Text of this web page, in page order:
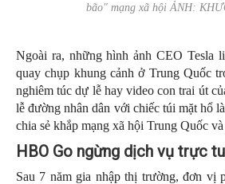
bão" mạng xã hội ẢNH:
Ngoài ra, những hình ảnh CEO Tesla
quay chụp khung cảnh ở Trung Quốc
nghiêm túc dự lễ hay video con trai út
lễ đường nhân dân với chiếc túi mặt hổ
chia sẻ khắp mạng xã hội Trung Quốc
HBO Go ngừng dịch vụ trực
Sau 7 năm gia nhập thị trường, đơn vị